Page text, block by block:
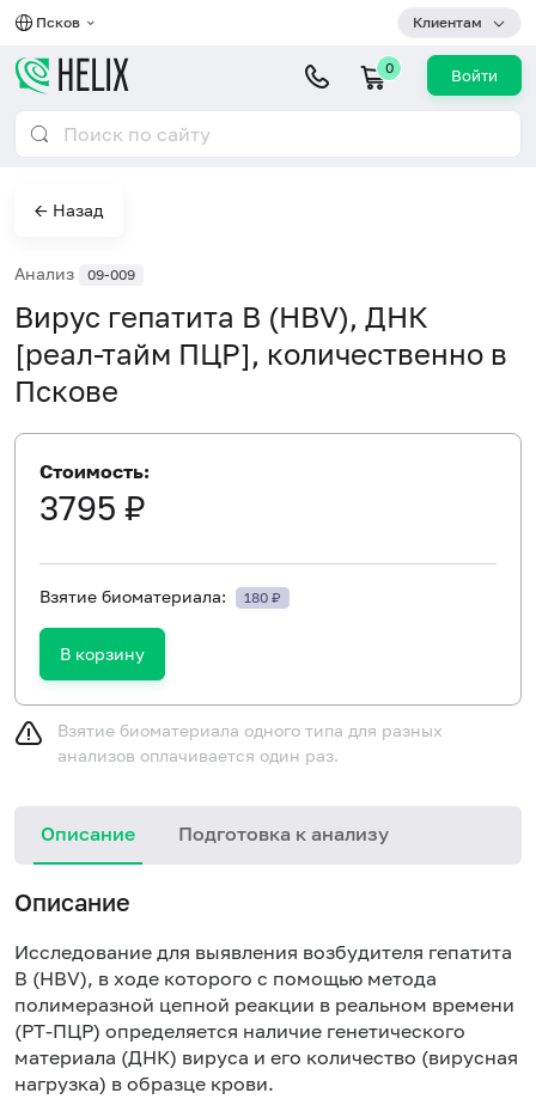
Псков Клиентам
0 Войти
← Назад
Анализ 09-009
Вирус гепатита В (HBV), ДНК
[реал-тайм ПЦР], количественно в
Пскове
Стоимость:
3795 ₽
Взятие биоматериала: 180 ₽
В корзину
Взятие биоматериала одного типа для разных
анализов оплачивается один раз.
Описание Подготовка к анализу
Описание
Исследование для выявления возбудителя гепатита
B (HBV), в ходе которого с помощью метода
полимеразной цепной реакции в реальном времени
(РТ-ПЦР) определяется наличие генетического
материала (ДНК) вируса и его количество (вирусная
нагрузка) в образце крови.